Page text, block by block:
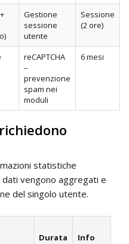
Gestione
sessione
utente
Sessione
(2 ore)
reCAPTCHA
–
prevenzione
spam nei
moduli
6 mesi
statistiche
vengono aggregati e
del singolo utente.
Durata Info